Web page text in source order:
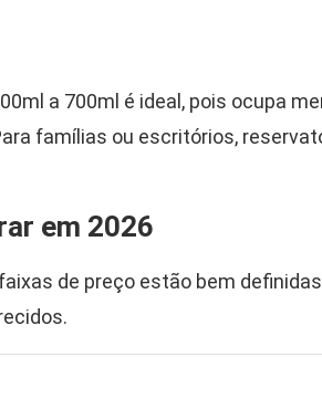
a 700ml é ideal, pois ocupa
famílias ou escritórios,
em 2026
de preço estão bem